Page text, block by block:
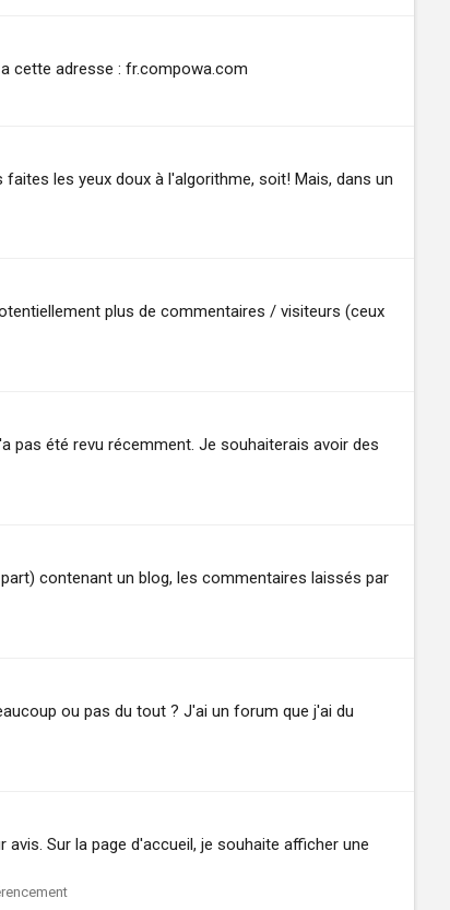
cette adresse : fr.compowa.com
les yeux doux à l'algorithme, soit! Mais, dans un
plus de commentaires / visiteurs (ceux
pas été revu récemment. Je souhaiterais avoir des
contenant un blog, les commentaires laissés par
ou pas du tout ? J'ai un forum que j'ai du
Sur la page d'accueil, je souhaite afficher une